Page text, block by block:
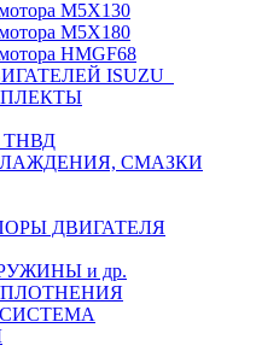
M5X130
M5X180
HMGF68
ISUZU
СМАЗКИ
ДВИГАТЕЛЯ
и др.